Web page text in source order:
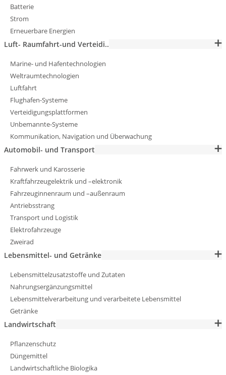
Batterie
Strom
Erneuerbare Energien
Luft- Raumfahrt-und Verteidi..
Marine- und Hafentechnologien
Weltraumtechnologien
Luftfahrt
Flughafen-Systeme
Verteidigungsplattformen
Unbemannte-Systeme
Kommunikation, Navigation und Überwachung
Automobil- und Transport
Fahrwerk und Karosserie
Kraftfahrzeugelektrik und –elektronik
Fahrzeuginnenraum und –außenraum
Antriebsstrang
Transport und Logistik
Elektrofahrzeuge
Zweirad
Lebensmittel- und Getränke
Lebensmittelzusatzstoffe und Zutaten
Nahrungsergänzungsmittel
Lebensmittelverarbeitung und verarbeitete Lebensmittel
Getränke
Landwirtschaft
Pflanzenschutz
Düngemittel
Landwirtschaftliche Biologika